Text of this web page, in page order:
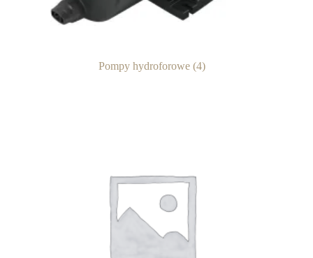
Pompy hydroforowe (4)